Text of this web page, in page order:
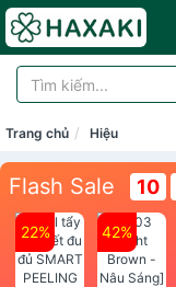
Trang chủ Hiệu
Flash Sale 10
22% 42%